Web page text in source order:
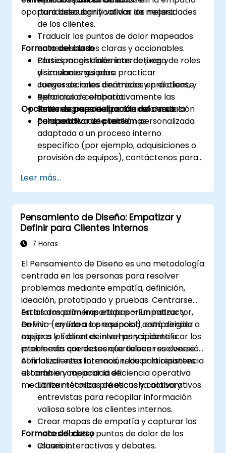
oportunidades significativas de mejora.
para descubrir y validar las necesidades
de los clientes.
Traducir los puntos de dolor mapeados
en necesidades claras y accionables.
Participar en dinámicas de juego de roles
y simulaciones para practicar
conversaciones centradas en el cliente.
Reformular colaborativamente las
declaraciones del problema desde la
perspectiva del cliente.
Formato del curso
Clases magistrales interactivas y
discusiones guiadas.
Juegos de roles dinámicos y prácticos, y
ejercicios de empatía.
Talleres grupales para la reformulación
colaborativa de problemas.
Opciones de personalización del curso
Para solicitar una versión personalizada
adaptada a un proceso interno
específico (por ejemplo, adquisiciones o
provisión de equipos), contáctenos para
Leer más...
Pensamiento de Diseño: Empatizar y
Definir para Clientes Internos
7 Horas
El Pensamiento de Diseño es una metodología
centrada en las personas para resolver
problemas mediante empatía, definición,
ideación, prototipado y pruebas. Centrarse
en las dos primeras etapas —Empatizar y
Definir— ayuda a los equipos a comprender
mejor a los clientes internos y a identificar los
problemas correctos que deben resolverse.
Esta formación impartida por un instructor,
en vivo (en línea o presencial), está dirigida a
equipos y líderes de nivel principiante a
intermedio que deseen fortalecer su conexión
con los clientes internos, reducir la resistencia
al cambio y mejorar la eficiencia operativa
mediante métodos prácticos y colaborativos.
Al finalizar esta formación, los participantes
estarán en capacidad de:
Utilizar técnicas de escucha activa y
entrevistas para recopilar información
valiosa sobre los clientes internos.
Crear mapas de empatía y capturar las
necesidades y puntos de dolor de los
usuarios.
Formato del curso
Clases interactivas y debates.